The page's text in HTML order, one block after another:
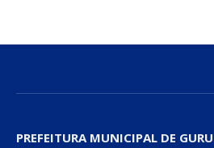
PREFEITURA MUNICIPAL DE